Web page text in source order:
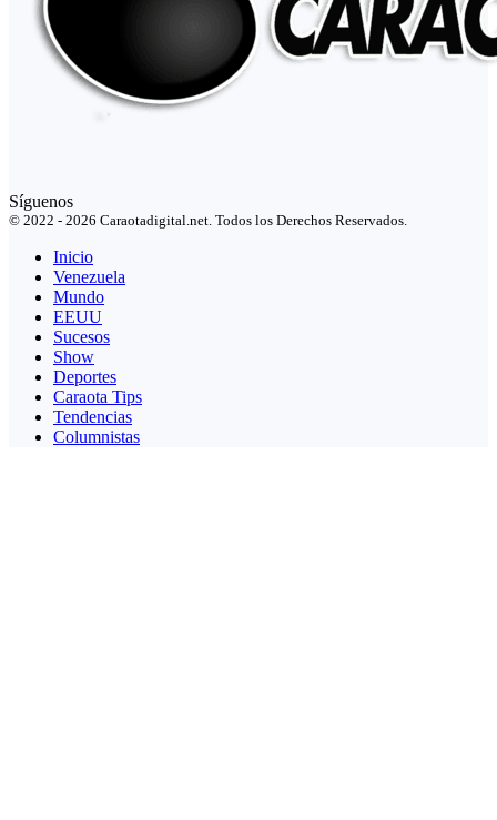
Síguenos
© 2022 - 2026 Caraotadigital.net. Todos los Derechos Reservados.
Inicio
Venezuela
Mundo
EEUU
Sucesos
Show
Deportes
Caraota Tips
Tendencias
Columnistas